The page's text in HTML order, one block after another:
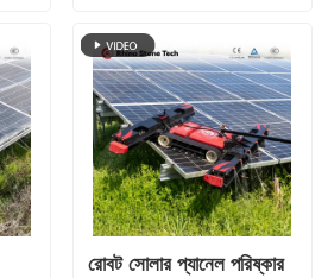
রোবট সোলার প্যানেল পরিষ্কার